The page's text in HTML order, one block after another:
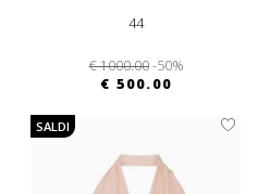
44
€ 1000.00 -50%
€ 500.00
SALDI